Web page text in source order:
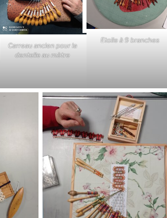
Carreau ancien pour la
dentelle au mètre
Etoile à 9 branches